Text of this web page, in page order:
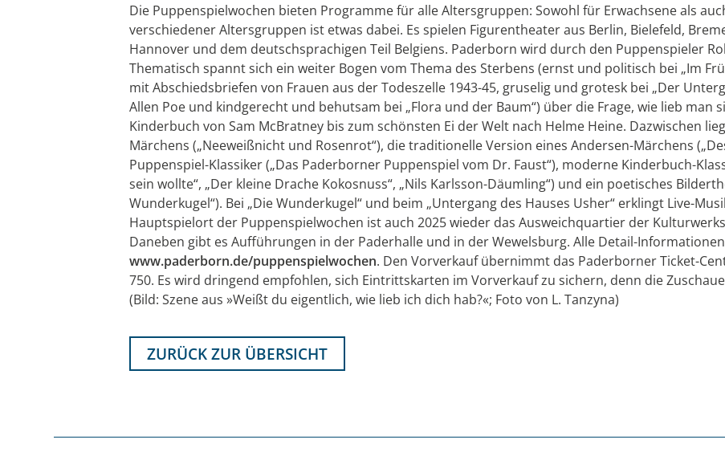
Die Puppenspielwochen bieten Programme für alle Altersgruppen: Sowohl für Erwachsene als
verschiedener Altersgruppen ist etwas dabei. Es spielen Figurentheater aus Berlin, Bielefeld,
Hannover und dem deutschsprachigen Teil Belgiens. Paderborn wird durch den Puppenspieler
Thematisch spannt sich ein weiter Bogen vom Thema des Sterbens (ernst und politisch bei „Im
mit Abschiedsbriefen von Frauen aus der Todeszelle 1943-45, gruselig und grotesk bei „Der
Allen Poe und kindgerecht und behutsam bei „Flora und der Baum“) über die Frage, wie lieb man
Kinderbuch von Sam McBratney bis zum schönsten Ei der Welt nach Helme Heine. Dazwischen
Märchens („Neeweißnicht und Rosenrot“), die traditionelle Version eines Andersen-Märchens
Puppenspiel-Klassiker („Das Paderborner Puppenspiel vom Dr. Faust“), moderne Kinderbuch-
sein wollte“, „Der kleine Drache Kokosnuss“, „Nils Karlsson-Däumling“) und ein poetisches
Wunderkugel“). Bei „Die Wunderkugel“ und beim „Untergang des Hauses Usher“ erklingt Live-
Hauptspielort der Puppenspielwochen ist auch 2025 wieder das Ausweichquartier der
Daneben gibt es Aufführungen in der Paderhalle und in der Wewelsburg. Alle Detail-
www.paderborn.de/puppenspielwochen. Den Vorverkauf übernimmt das Paderborner Ticket-
750. Es wird dringend empfohlen, sich Eintrittskarten im Vorverkauf zu sichern, denn die
(Bild: Szene aus »Weißt du eigentlich, wie lieb ich dich hab?«; Foto von L. Tanzyna)
ZURÜCK ZUR ÜBERSICHT